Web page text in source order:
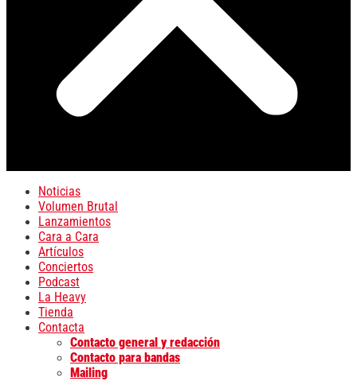
Noticias
Volumen Brutal
Lanzamientos
Cara a Cara
Artículos
Conciertos
Podcast
La Heavy
Tienda
Contacta
Contacto general y redacción
Contacto para bandas
Mailing